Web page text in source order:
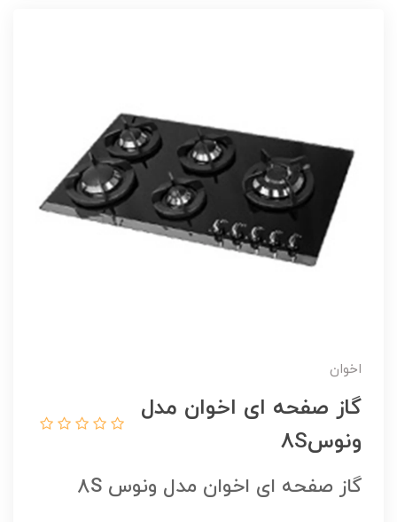
اخوان
گاز صفحه ای اخوان مدل
ونوس8S
گاز صفحه ای اخوان مدل ونوس 8S